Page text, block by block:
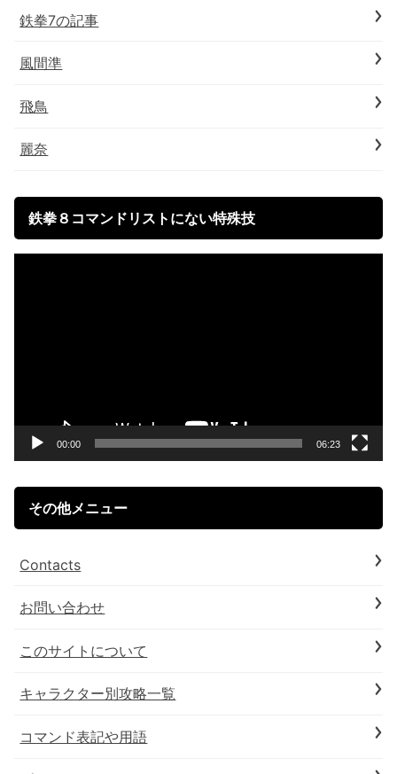
鉄拳7の記事
風間準
飛鳥
麗奈
鉄拳８コマンドリストにない特殊技
00:00 06:23
その他メニュー
Contacts
お問い合わせ
このサイトについて
キャラクター別攻略一覧
コマンド表記や用語